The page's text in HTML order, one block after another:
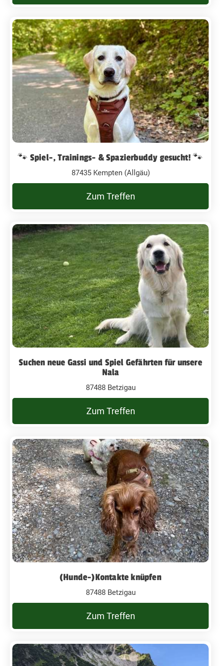
🐾 Spiel-, Trainings- & Spazierbuddy gesucht! 🐾
87435 Kempten (Allgäu)
Zum Treffen
Suchen neue Gassi und Spiel Gefährten für unsere
Nala
87488 Betzigau
Zum Treffen
(Hunde-)Kontakte knüpfen
87488 Betzigau
Zum Treffen